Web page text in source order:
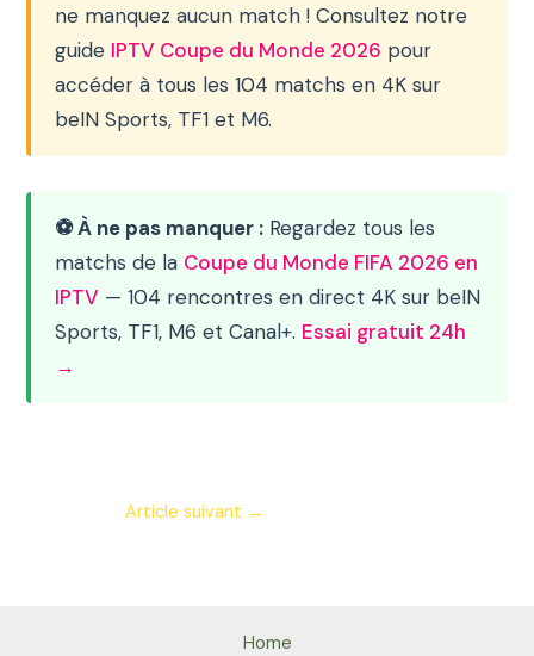
ne manquez aucun match ! Consultez notre
guide IPTV Coupe du Monde 2026 pour
accéder à tous les 104 matchs en 4K sur
beIN Sports, TF1 et M6.
⚽ À ne pas manquer : Regardez tous les
matchs de la Coupe du Monde FIFA 2026 en
IPTV — 104 rencontres en direct 4K sur beIN
Sports, TF1, M6 et Canal+. Essai gratuit 24h
→
Article suivant →
Home